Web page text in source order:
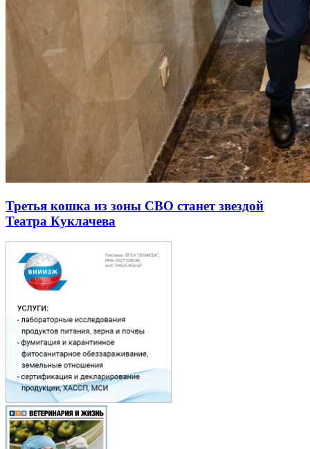
Третья кошка из зоны СВО станет звездой
Театра Куклачева